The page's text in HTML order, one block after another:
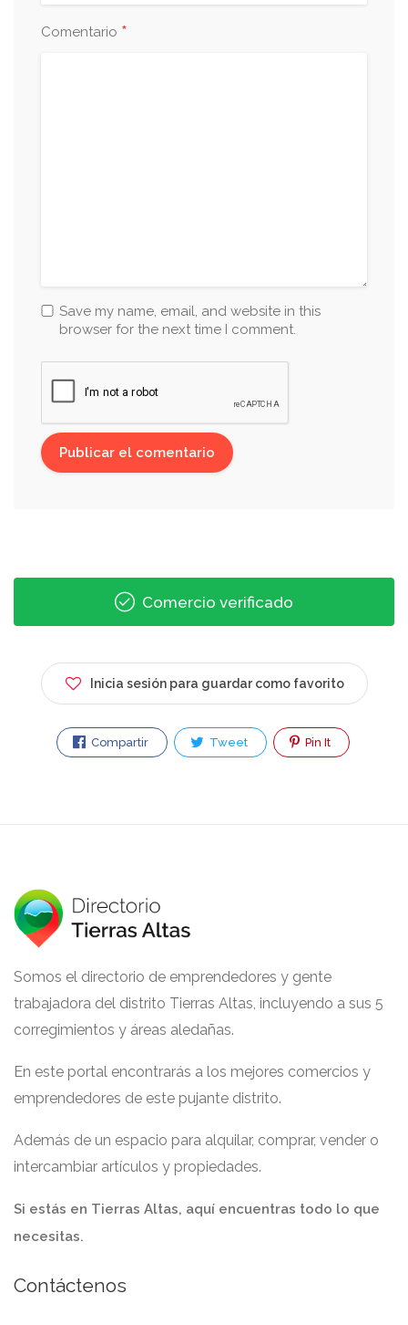
Comentario *
Save my name, email, and website in this
browser for the next time I comment.
Comercio verificado
Inicia sesión para guardar como favorito
Compartir Tweet Pin It
Somos el directorio de emprendedores y gente
trabajadora del distrito Tierras Altas, incluyendo a sus 5
corregimientos y áreas aledañas.
En este portal encontrarás a los mejores comercios y
emprendedores de este pujante distrito.
Además de un espacio para alquilar, comprar, vender o
intercambiar artículos y propiedades.
Si estás en Tierras Altas, aquí encuentras todo lo que
necesitas.
Contáctenos